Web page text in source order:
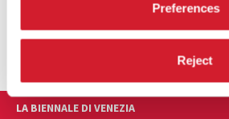
Preferences
Reject
CONDIVIDI
LA BIENNALE DI VENEZIA